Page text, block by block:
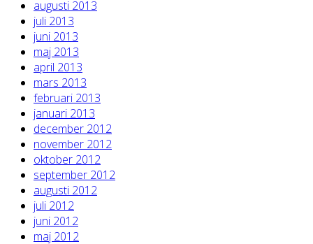
augusti 2013
juli 2013
juni 2013
maj 2013
april 2013
mars 2013
februari 2013
januari 2013
december 2012
november 2012
oktober 2012
september 2012
augusti 2012
juli 2012
juni 2012
maj 2012